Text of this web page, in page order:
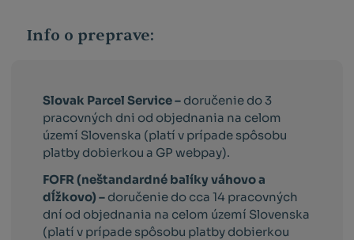
Info o preprave:
Slovak Parcel Service – doručenie do 3
pracovných dni od objednania na celom
území Slovenska (platí v prípade spôsobu
platby dobierkou a GP webpay).
FOFR (neštandardné balíky váhovo a
dĺžkovo) – doručenie do cca 14 pracovných
dní od objednania na celom území Slovenska
(platí v prípade spôsobu platby dobierkou